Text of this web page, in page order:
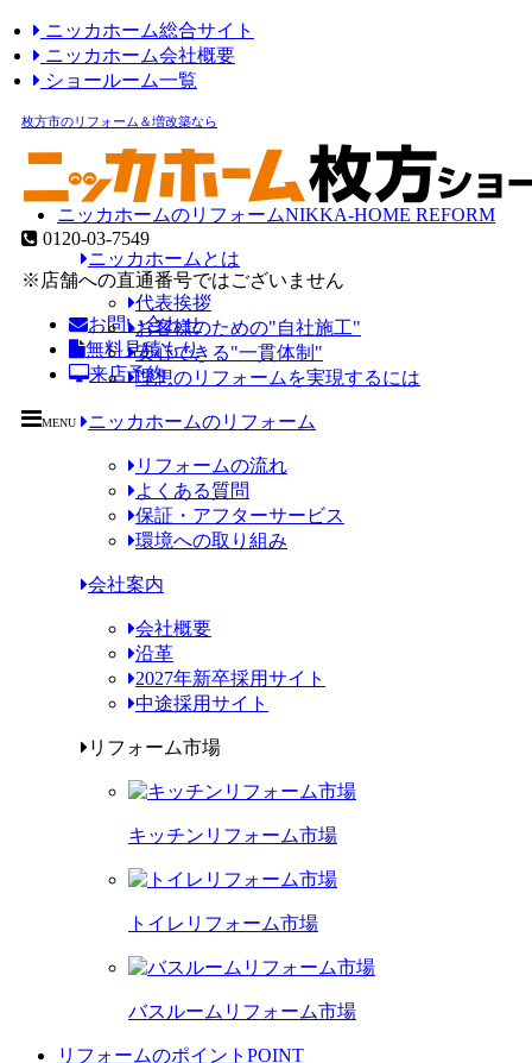
ニッカホーム総合サイト
ニッカホーム会社概要
ショールーム一覧
枚方市のリフォーム＆増改築なら
0120-03-7549
※店舗への直通番号ではございません
お問い合わせ
無料見積もり
来店予約
MENU
ニッカホームのリフォームNIKKA-HOME REFORM
ニッカホームとは
代表挨拶
お客様のための"自社施工"
安心できる"一貫体制"
理想のリフォームを実現するには
ニッカホームのリフォーム
リフォームの流れ
よくある質問
保証・アフターサービス
環境への取り組み
会社案内
会社概要
沿革
2027年新卒採用サイト
中途採用サイト
リフォーム市場
キッチンリフォーム市場
トイレリフォーム市場
バスルームリフォーム市場
リフォームのポイント POINT